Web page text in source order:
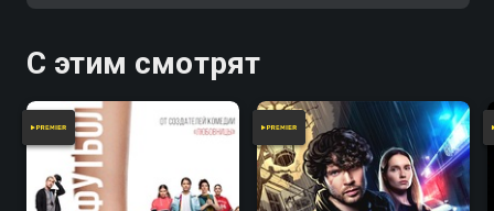
С этим смотрят